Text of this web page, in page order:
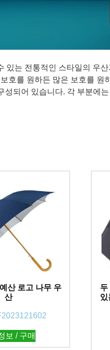
있는 전통적인 스타일의 우
호를 원하든 많은 보호를 원
되어 있습니다. 각 부분에
산 로고 나무 우
산
보 / 구매
두
있